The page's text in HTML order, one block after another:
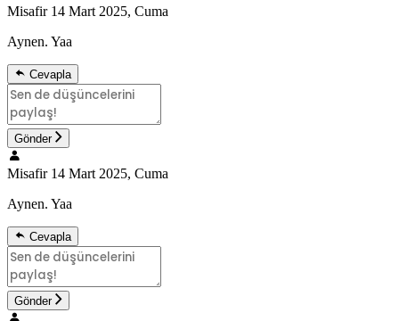
Misafir 14 Mart 2025, Cuma
Aynen. Yaa
Cevapla
Gönder
Misafir 14 Mart 2025, Cuma
Aynen. Yaa
Cevapla
Gönder